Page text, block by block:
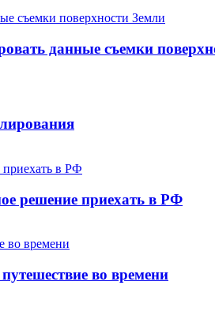
данные съемки
решение приехать в РФ
во времени